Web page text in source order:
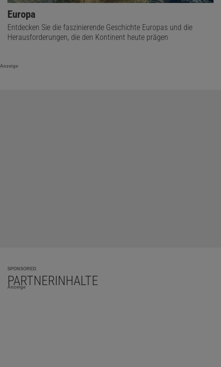
Europa
Entdecken Sie die faszinierende Geschichte Europas und die
Herausforderungen, die den Kontinent heute prägen
Anzeige
SPONSORED
PARTNERINHALTE
Anzeige